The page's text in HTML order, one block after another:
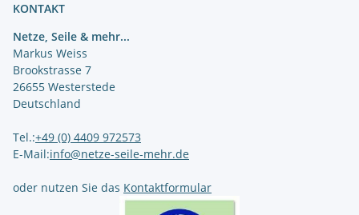
KONTAKT
Netze, Seile & mehr...
Markus Weiss
Brookstrasse 7
26655 Westerstede
Deutschland
Tel.:+49 (0) 4409 972573
E-Mail:info@netze-seile-mehr.de
oder nutzen Sie das Kontaktformular